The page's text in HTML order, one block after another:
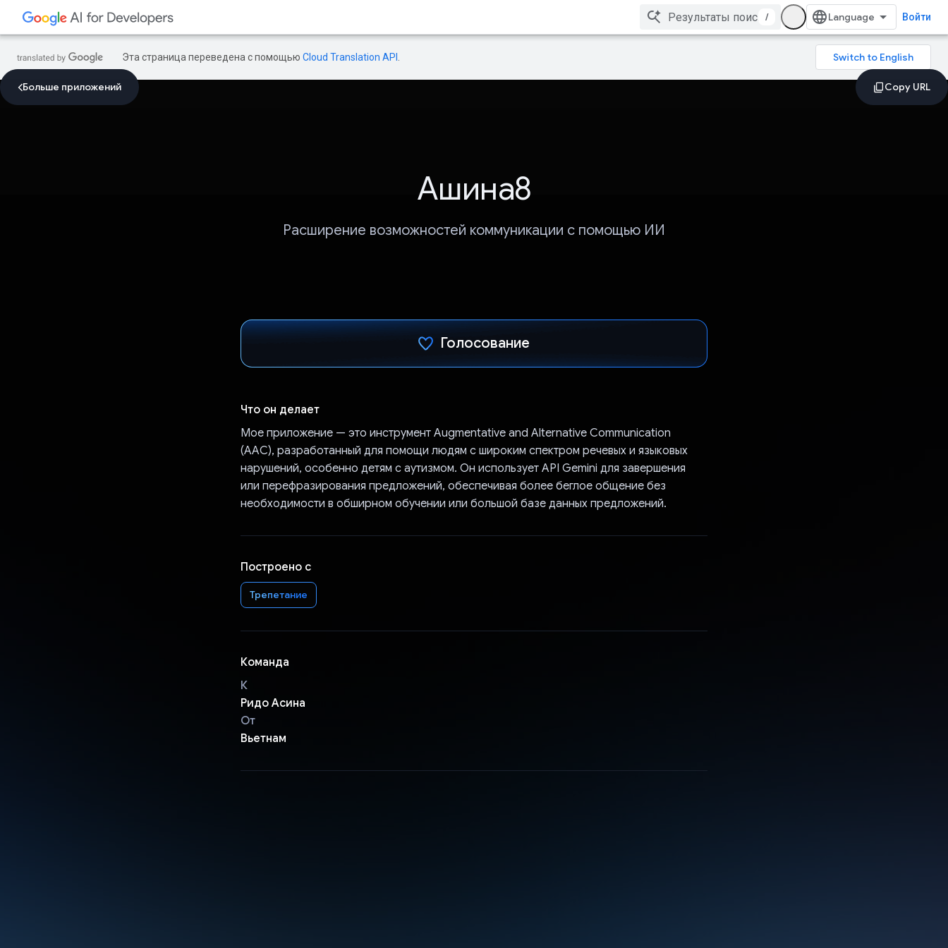
/ Войти
Эта страница переведена с помощью Cloud Translation API
Больше приложений
Ашина8
Расширение возможностей коммуникации с помощью ИИ
Голосование
Что он делает
Мое приложение — это инструмент Augmentative and Alternative Communication
(AAC), разработанный для помощи людям с широким спектром речевых и языковых
нарушений, особенно детям с аутизмом. Он использует API Gemini для завершения
или перефразирования предложений, обеспечивая более беглое общение без
необходимости в обширном обучении или большой базе данных предложений.
Построено с
Трепетание
Команда
К
Ридо Асина
От
Вьетнам